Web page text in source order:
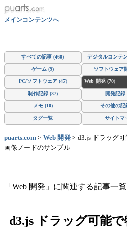
メインコンテンツへ
すべての記事 (460) デジタルコンテ
ゲーム (9) ソフトウェア
PC/ソフトウェア (47) Web 開発 (70)
制作記録 (37) 開発記録
メモ (10) その他の記
タグ一覧 サイトマ
puarts.com Web 開発
d3.js ドラッグ
画像ノードのサンプル
「Web 開発」に関連する記事一覧
d3.js ドラッグ可能